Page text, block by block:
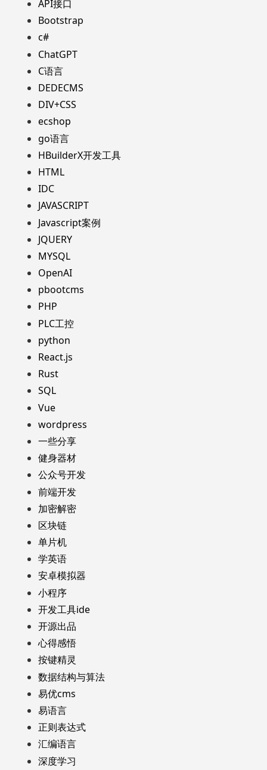
API接口
Bootstrap
c#
ChatGPT
C语言
DEDECMS
DIV+CSS
ecshop
go语言
HBuilderX开发工具
HTML
IDC
JAVASCRIPT
Javascript案例
JQUERY
MYSQL
OpenAI
pbootcms
PHP
PLC工控
python
React.js
Rust
SQL
Vue
wordpress
一些分享
健身器材
公众号开发
前端开发
加密解密
区块链
单片机
学英语
安卓模拟器
小程序
开发工具ide
开源出品
心得感悟
按键精灵
数据结构与算法
易优cms
易语言
正则表达式
汇编语言
深度学习